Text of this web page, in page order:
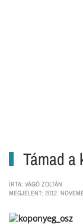
Támad a
ÍRTA: VÁGÓ ZOLTÁN
MEGJELENT: 2012.